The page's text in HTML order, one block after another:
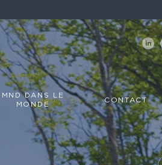
MND DANS LE
MONDE
CONTACT